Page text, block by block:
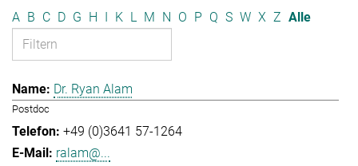
A B C D G H I K L M N O P Q S W X Z Alle
Dr. Ryan Alam
Postdoc
+49 (0)3641 57-1264
ralam@...